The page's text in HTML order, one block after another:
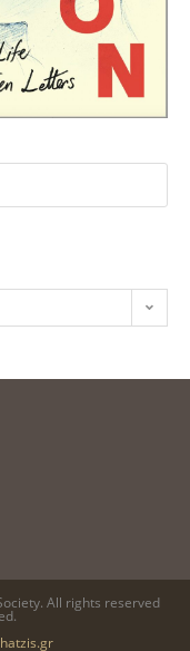
All rights reserved